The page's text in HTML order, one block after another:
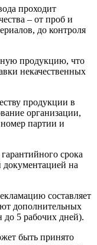
проходит
– от проб и
до контроля
продукцию, что
некачественных
продукции в
организации,
партии и
срока
документацией на
составляет
дополнительных
до 5 рабочих дней).
быть принято